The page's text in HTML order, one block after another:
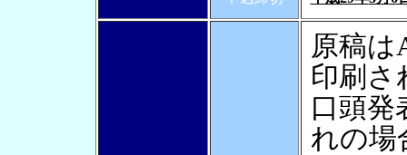
原稿は
印刷さ
口頭発
れの場